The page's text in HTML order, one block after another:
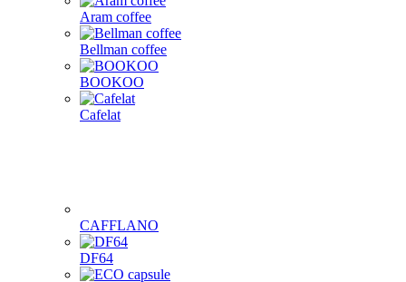
Aram coffee
Bellman coffee
BOOKOO
Cafelat
CAFFLANO
DF64